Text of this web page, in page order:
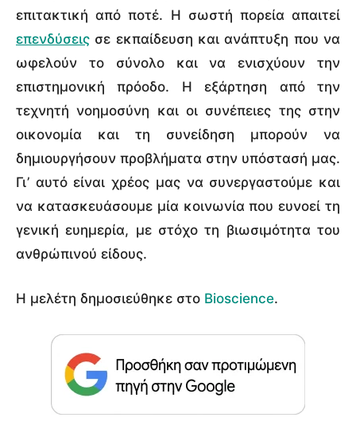
επιτακτική από ποτέ. Η σωστή πορεία απαιτεί
επενδύσεις σε εκπαίδευση και ανάπτυξη που να
ωφελούν το σύνολο και να ενισχύουν την
επιστημονική πρόοδο. Η εξάρτηση από την
τεχνητή νοημοσύνη και οι συνέπειες της στην
οικονομία και τη συνείδηση μπορούν να
δημιουργήσουν προβλήματα στην υπόστασή μας.
Γι’ αυτό είναι χρέος μας να συνεργαστούμε και
να κατασκευάσουμε μία κοινωνία που ευνοεί τη
γενική ευημερία, με στόχο τη βιωσιμότητα του
ανθρώπινού είδους.
Η μελέτη δημοσιεύθηκε στο Bioscience.